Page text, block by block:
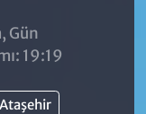
Gün
19:19
Ataşehir